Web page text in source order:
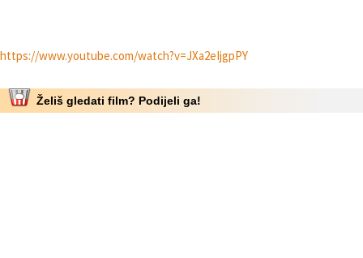
https://www.youtube.com/watch?v=JXa2eIjgpPY
Želiš gledati film? Podijeli ga!